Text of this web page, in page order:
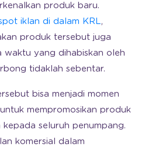
produk baru.
iklan di dalam KRL ,
produk tersebut juga
waktu yang dihabiskan oleh
tidaklah sebentar.
bisa menjadi momen
mempromosikan produk
seluruh penumpang.
komersial dalam